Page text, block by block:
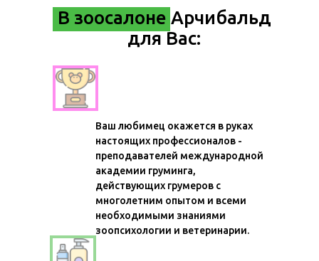
В зоосалоне Арчибальд
для Вас:
Ваш любимец окажется в руках
настоящих профессионалов -
преподавателей международной
академии груминга,
действующих грумеров с
многолетним опытом и всеми
необходимыми знаниями
зоопсихологии и ветеринарии.